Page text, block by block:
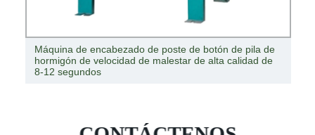
Máquina de encabezado de poste de botón de pila de
hormigón de velocidad de malestar de alta calidad de
8-12 segundos